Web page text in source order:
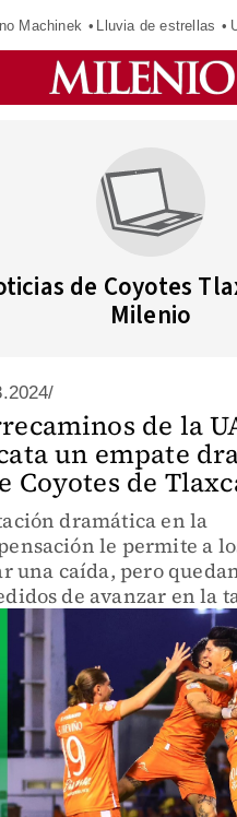
Machinek Lluvia de estrellas
de Coyotes
Milenio
de la
un empate
Coyotes de
dramática en la
le permite a
una caída, pero
de avanzar en la